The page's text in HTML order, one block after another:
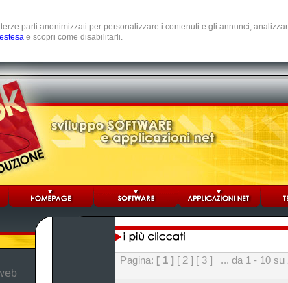
parti anonimizzati per personalizzare i contenuti e gli annunci,
e scopri come disabilitarli.
Pagina: [ 1 ] [ 2 ] [ 3 ] ... da 1 - 10 su